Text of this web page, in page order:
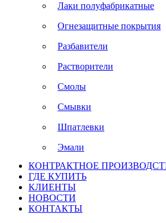
Лаки полуфабрикатные
Огнезащитные покрытия
Разбавители
Растворители
Смолы
Смывки
Шпатлевки
Эмали
КОНТРАКТНОЕ
ГДЕ КУПИТЬ
КЛИЕНТЫ
НОВОСТИ
КОНТАКТЫ